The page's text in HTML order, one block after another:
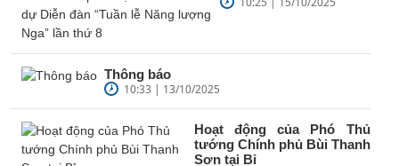
Thông báo
10:33 | 13/10/2025
Hoạt động của Phó Thủ
tướng Chính phủ Bùi Thanh
Sơn tại Bỉ